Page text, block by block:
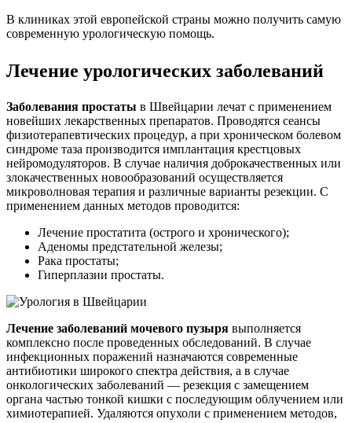
В клиниках этой европейской страны можно получить самую
современную урологическую помощь.
Лечение урологических заболеваний
Заболевания простаты в Швейцарии лечат с применением
новейших лекарственных препаратов. Проводятся сеансы
физиотерапевтических процедур, а при хроническом болевом
синдроме таза производится имплантация крестцовых
нейромодуляторов. В случае наличия доброкачественных или
злокачественных новообразований осуществляется
микроволновая терапия и различные варианты резекции. С
применением данных методов проводится:
Лечение простатита (острого и хронического);
Аденомы предстательной железы;
Рака простаты;
Гиперплазии простаты.
Лечение заболеваний мочевого пузыря выполняется
комплексно после проведенных обследований. В случае
инфекционных поражений назначаются современные
антибиотики широкого спектра действия, а в случае
онкологических заболеваний — резекция с замещением
органа частью тонкой кишки с последующим облучением или
химиотерапией. Удаляются опухоли с применением методов,